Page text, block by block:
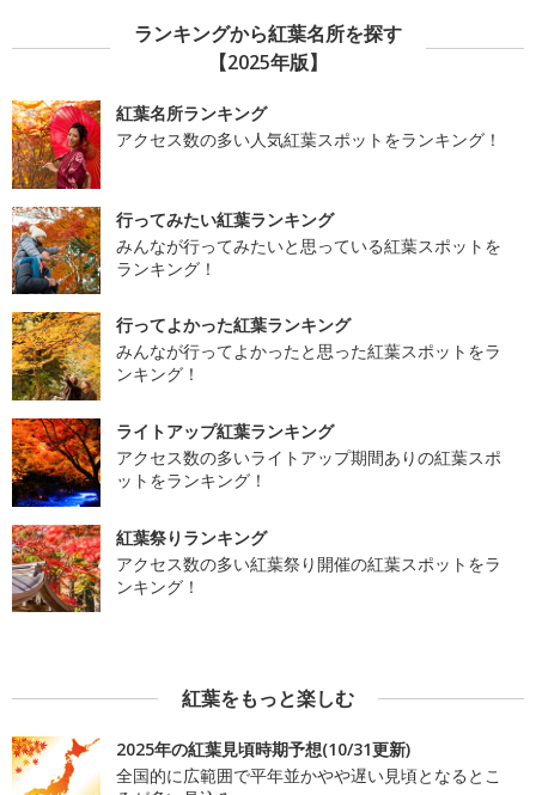
ランキングから紅葉名所を探す
【2025年版】
紅葉名所ランキング
アクセス数の多い人気紅葉スポットをランキング！
行ってみたい紅葉ランキング
みんなが行ってみたいと思っている紅葉スポットを
ランキング！
行ってよかった紅葉ランキング
みんなが行ってよかったと思った紅葉スポットをラ
ンキング！
ライトアップ紅葉ランキング
アクセス数の多いライトアップ期間ありの紅葉スポ
ットをランキング！
紅葉祭りランキング
アクセス数の多い紅葉祭り開催の紅葉スポットをラ
ンキング！
紅葉をもっと楽しむ
2025年の紅葉見頃時期予想(10/31更新)
全国的に広範囲で平年並かやや遅い見頃となるとこ